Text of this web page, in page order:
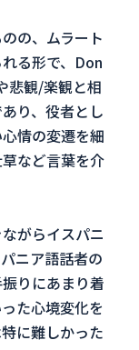
の、ムラート
る形で、Don
悲観/楽観と相
り、役者とし
情の変遷を細
など言葉を介
がらイスパニ
ニア語話者の
りにあまり着
た心境変化を
に難しかった